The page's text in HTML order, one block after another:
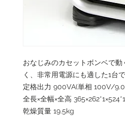
おなじみのカセットボンベで
く、非常用電源にも適した1台で
定格出力 900VA(単相 100V/
全長×全幅×全高
乾燥質量 19.5kg